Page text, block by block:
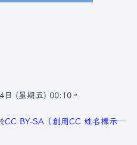
日 (星期五) 00:10。
CC BY-SA（創用CC 姓名標示─